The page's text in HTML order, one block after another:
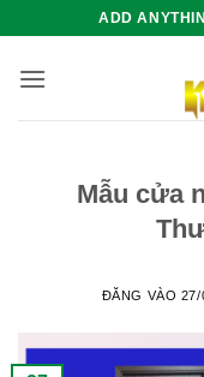
nội
ADD
Mẫu cửa
ĐĂNG VÀO 27/